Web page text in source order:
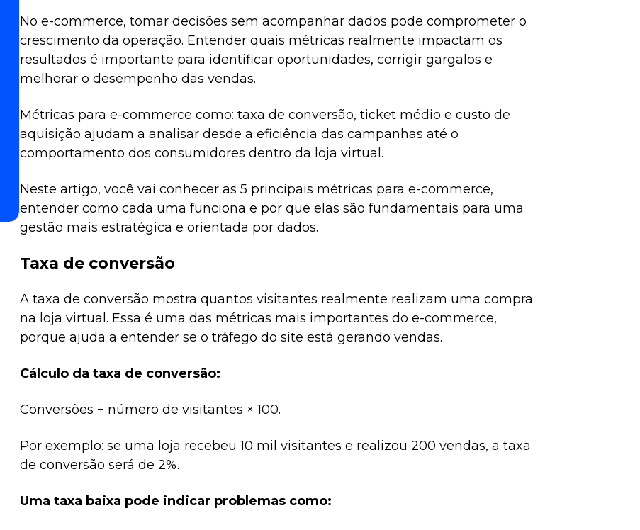
No e-commerce, tomar decisões sem acompanhar dados pode comprometer o
crescimento da operação. Entender quais métricas realmente impactam os
resultados é importante para identificar oportunidades, corrigir gargalos e
melhorar o desempenho das vendas.
Métricas para e-commerce como: taxa de conversão, ticket médio e custo de
aquisição ajudam a analisar desde a eficiência das campanhas até o
comportamento dos consumidores dentro da loja virtual.
Neste artigo, você vai conhecer as 5 principais métricas para e-commerce,
entender como cada uma funciona e por que elas são fundamentais para uma
gestão mais estratégica e orientada por dados.
Taxa de conversão
A taxa de conversão mostra quantos visitantes realmente realizam uma compra
na loja virtual. Essa é uma das métricas mais importantes do e-commerce,
porque ajuda a entender se o tráfego do site está gerando vendas.
Cálculo da taxa de conversão:
Conversões ÷ número de visitantes × 100.
Por exemplo: se uma loja recebeu 10 mil visitantes e realizou 200 vendas, a taxa
de conversão será de 2%.
Uma taxa baixa pode indicar problemas como: